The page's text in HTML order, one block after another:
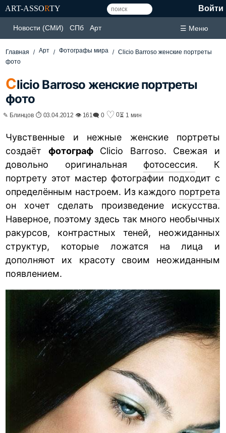
ART-ASSORTY Войти
Новости (СМИ) СПб Арт ☰ Меню
Главная Арт Фотографы мира
Clicio Barroso женские портреты
фото
Clicio Barroso женские портреты
фото
✎ Блинцов ⏱ 03.04.2012 👁 161🗨 0 ♡ 0⏳ 1 мин
Чувственные и нежные женские портреты
создаёт фотографClicio Barroso. Свежая и
довольно оригинальная фотосессия. К
портрету этот мастер фотографии подходит с
определённым настроем. Из каждого портрета
он хочет сделать произведение искусства.
Наверное, поэтому здесь так много необычных
ракурсов, контрастных теней, неожиданных
структур, которые ложатся на лица и
дополняют их красоту своим неожиданным
появлением.